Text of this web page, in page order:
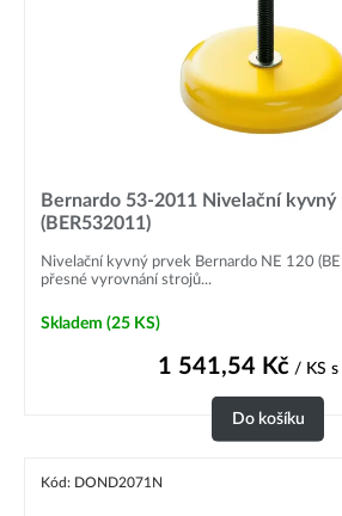
Bernardo 53-2011 Nivelační kyvný
(BER532011)
Nivelační kyvný prvek Bernardo NE 120
přesné vyrovnání strojů...
Skladem (25 KS)
1 541,54 Kč/ KS s
Do košíku
Kód: DOND2071N